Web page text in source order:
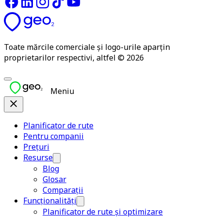
Toate mărcile comerciale și logo-urile aparțin
proprietarilor respectivi, altfel © 2026
Meniu
Planificator de rute
Pentru companii
Prețuri
Resurse
Blog
Glosar
Comparații
Funcționalități
Planificator de rute și optimizare